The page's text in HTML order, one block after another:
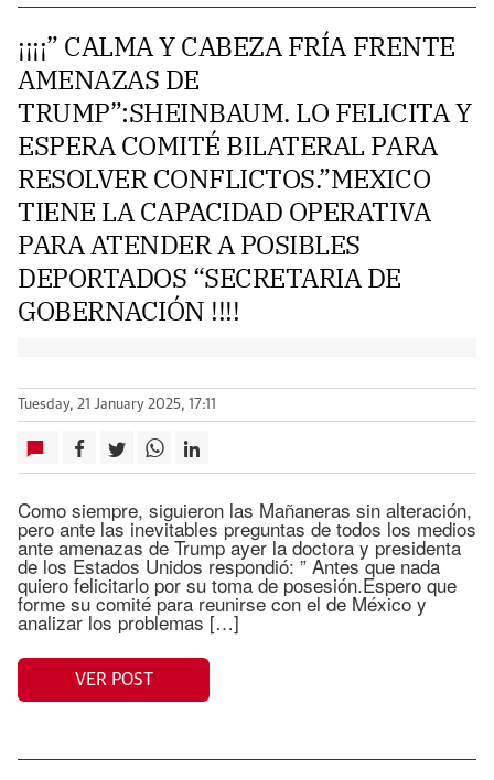
¡¡¡¡” CALMA Y CABEZA FRÍA FRENTE
AMENAZAS DE
TRUMP”:SHEINBAUM. LO FELICITA Y
ESPERA COMITÉ BILATERAL PARA
RESOLVER CONFLICTOS.”MEXICO
TIENE LA CAPACIDAD OPERATIVA
PARA ATENDER A POSIBLES
DEPORTADOS “SECRETARIA DE
GOBERNACIÓN !!!!
Tuesday, 21 January 2025, 17:11
Como siempre, siguieron las Mañaneras sin alteración,
pero ante las inevitables preguntas de todos los medios
ante amenazas de Trump ayer la doctora y presidenta
de los Estados Unidos respondió: ” Antes que nada
quiero felicitarlo por su toma de posesión.Espero que
forme su comité para reunirse con el de México y
analizar los problemas […]
VER POST